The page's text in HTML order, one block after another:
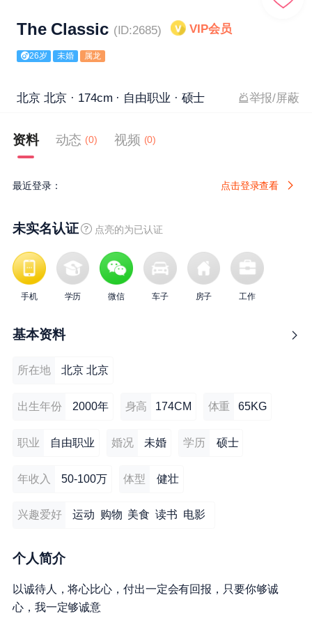
The Classic (ID:2685) VIP会员
26岁 未婚 属龙
北京 北京 · 174cm · 自由职业 · 硕士 举报/屏蔽
资料 动态 (0) 视频 (0)
最近登录： 点击登录查看
未实名认证 点亮的为已认证
手机 学历 微信 车子 房子 工作
基本资料
所在地 北京 北京
出生年份 2000年 身高 174CM 体重 65KG
职业 自由职业 婚况 未婚 学历 硕士
年收入 50-100万 体型 健壮
兴趣爱好 运动 购物 美食 读书 电影
个人简介
以诚待人，将心比心，付出一定会有回报，只要你够诚
心，我一定够诚意